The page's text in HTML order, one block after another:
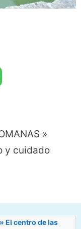
»
y cuidado
El centro de las